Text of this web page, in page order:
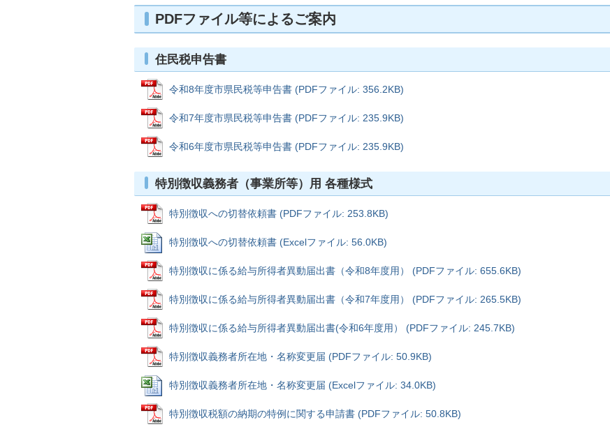
PDFファイル等によるご案内
住民税申告書
令和8年度市県民税等申告書 (PDFファイル: 356.2KB)
令和7年度市県民税等申告書 (PDFファイル: 235.9KB)
令和6年度市県民税等申告書 (PDFファイル: 235.9KB)
特別徴収義務者（事業所等）用 各種様式
特別徴収への切替依頼書 (PDFファイル: 253.8KB)
特別徴収への切替依頼書 (Excelファイル: 56.0KB)
特別徴収に係る給与所得者異動届出書（令和8年度用） (PDFファイル: 655.6KB)
特別徴収に係る給与所得者異動届出書（令和7年度用） (PDFファイル: 265.5KB)
特別徴収に係る給与所得者異動届出書(令和6年度用） (PDFファイル: 245.7KB)
特別徴収義務者所在地・名称変更届 (PDFファイル: 50.9KB)
特別徴収義務者所在地・名称変更届 (Excelファイル: 34.0KB)
特別徴収税額の納期の特例に関する申請書 (PDFファイル: 50.8KB)